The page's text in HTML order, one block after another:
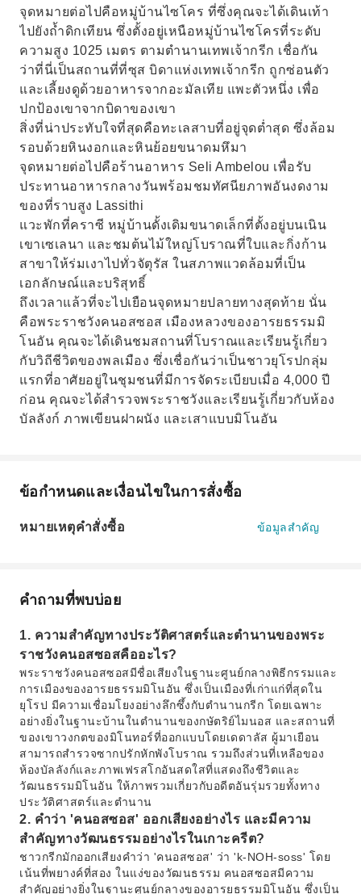
จุดหมายต่อไปคือหมู่บ้านไซโคร ที่ซึ่งคุณจะได้เดินเท้า
ไปยังถ้ำดิกเทียน ซึ่งตั้งอยู่เหนือหมู่บ้านไซโครที่ระดับ
ความสูง 1025 เมตร ตามตำนานเทพเจ้ากรีก เชื่อกัน
ว่าที่นี่เป็นสถานที่ที่ซุส บิดาแห่งเทพเจ้ากรีก ถูกซ่อนตัว
และเลี้ยงดูด้วยอาหารจากอะมัลเทีย แพะตัวหนึ่ง เพื่อ
ปกป้องเขาจากบิดาของเขา
สิ่งที่น่าประทับใจที่สุดคือทะเลสาบที่อยู่จุดต่ำสุด ซึ่งล้อม
รอบด้วยหินงอกและหินย้อยขนาดมหึมา
จุดหมายต่อไปคือร้านอาหาร Seli Ambelou เพื่อรับ
ประทานอาหารกลางวันพร้อมชมทัศนียภาพอันงดงาม
ของที่ราบสูง Lassithi
แวะพักที่คราซี หมู่บ้านดั้งเดิมขนาดเล็กที่ตั้งอยู่บนเนิน
เขาเซเลนา และชมต้นไม้ใหญ่โบราณที่ใบและกิ่งก้าน
สาขาให้ร่มเงาไปทั่วจัตุรัส ในสภาพแวดล้อมที่เป็น
เอกลักษณ์และบริสุทธิ์
ถึงเวลาแล้วที่จะไปเยือนจุดหมายปลายทางสุดท้าย นั่น
คือพระราชวังคนอสซอส เมืองหลวงของอารยธรรมมิ
โนอัน คุณจะได้เดินชมสถานที่โบราณและเรียนรู้เกี่ยว
กับวิถีชีวิตของพลเมือง ซึ่งเชื่อกันว่าเป็นชาวยุโรปกลุ่ม
แรกที่อาศัยอยู่ในชุมชนที่มีการจัดระเบียบเมื่อ 4,000 ปี
ก่อน คุณจะได้สำรวจพระราชวังและเรียนรู้เกี่ยวกับห้อง
บัลลังก์ ภาพเขียนฝาผนัง และเสาแบบมิโนอัน
ข้อกำหนดและเงื่อนไขในการสั่งซื้อ
หมายเหตุคำสั่งซื้อ ข้อมูลสำคัญ
คำถามที่พบบ่อย
1. ความสำคัญทางประวัติศาสตร์และตำนานของพระ
ราชวังคนอสซอสคืออะไร?
พระราชวังคนอสซอสมีชื่อเสียงในฐานะศูนย์กลางพิธีกรรมและ
การเมืองของอารยธรรมมิโนอัน ซึ่งเป็นเมืองที่เก่าแก่ที่สุดใน
ยุโรป มีความเชื่อมโยงอย่างลึกซึ้งกับตำนานกรีก โดยเฉพาะ
อย่างยิ่งในฐานะบ้านในตำนานของกษัตริย์ไมนอส และสถานที่
ของเขาวงกตของมิโนทอร์ที่ออกแบบโดยเดดาลัส ผู้มาเยือน
สามารถสำรวจซากปรักหักพังโบราณ รวมถึงส่วนที่เหลือของ
ห้องบัลลังก์และภาพเฟรสโกอันสดใสที่แสดงถึงชีวิตและ
วัฒนธรรมมิโนอัน ให้ภาพรวมเกี่ยวกับอดีตอันรุ่มรวยทั้งทาง
ประวัติศาสตร์และตำนาน
2. คำว่า 'คนอสซอส' ออกเสียงอย่างไร และมีความ
สำคัญทางวัฒนธรรมอย่างไรในเกาะครีต?
ชาวกรีกมักออกเสียงคำว่า 'คนอสซอส' ว่า 'k-NOH-soss' โดย
เน้นที่พยางค์ที่สอง ในแง่ของวัฒนธรรม คนอสซอสมีความ
สำคัญอย่างยิ่งในฐานะศูนย์กลางของอารยธรรมมิโนอัน ซึ่งเป็น